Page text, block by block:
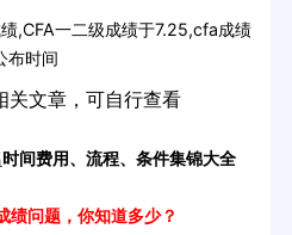
文章，可自行查看
时间费用、流程、条件集锦大全
问题，你知道多少？